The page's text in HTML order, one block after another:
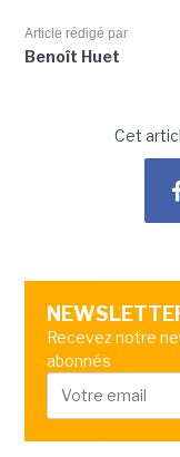
Article rédigé par
Benoît Huet
Cet
Recevez notre
abonnés